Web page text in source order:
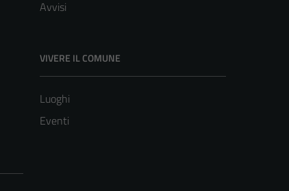
Avvisi
VIVERE IL COMUNE
Luoghi
Eventi